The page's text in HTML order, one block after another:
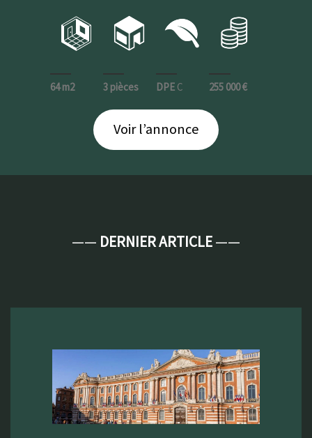
64 m2 3 pièces DPE C 255 000 €
Voir l’annonce
—— DERNIER ARTICLE——